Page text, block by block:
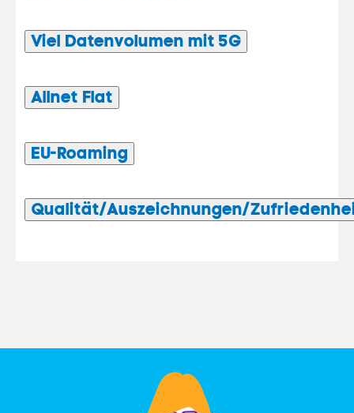
Viel Datenvolumen mit 5G
Allnet Flat
EU-Roaming
Qualität/Auszeichnungen/